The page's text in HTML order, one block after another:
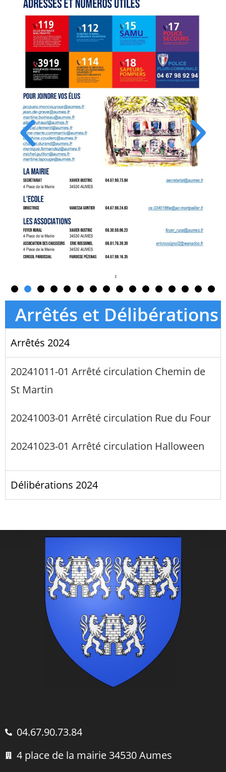
Arrêtés et Délibérations
Arrêtés 2024
20241011-01 Arrêté circulation Chemin de
St Martin
20241003-01 Arrêté circulation Rue du Four
20241023-01 Arrêté circulation Halloween
Délibérations 2024
04.67.90.73.84
4 place de la mairie 34530 Aumes